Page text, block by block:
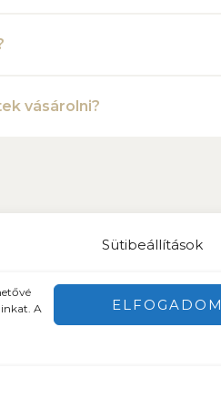
Sütibeállítások
A
ELFOGADOM
vásárolni?